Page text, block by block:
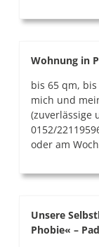
Wohnung in
bis 65 qm,
mich und
(zuverlässige
0152/
oder am
Unsere
Phobie« –